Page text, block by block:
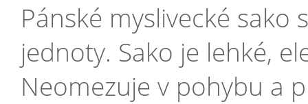
Pánské myslivecké sako
jednoty. Sako je lehké,
Neomezuje v pohybu a